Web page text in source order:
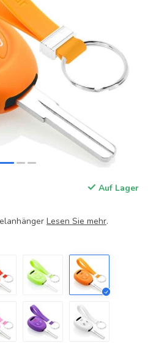
Auf Lager
Lesen Sie mehr.